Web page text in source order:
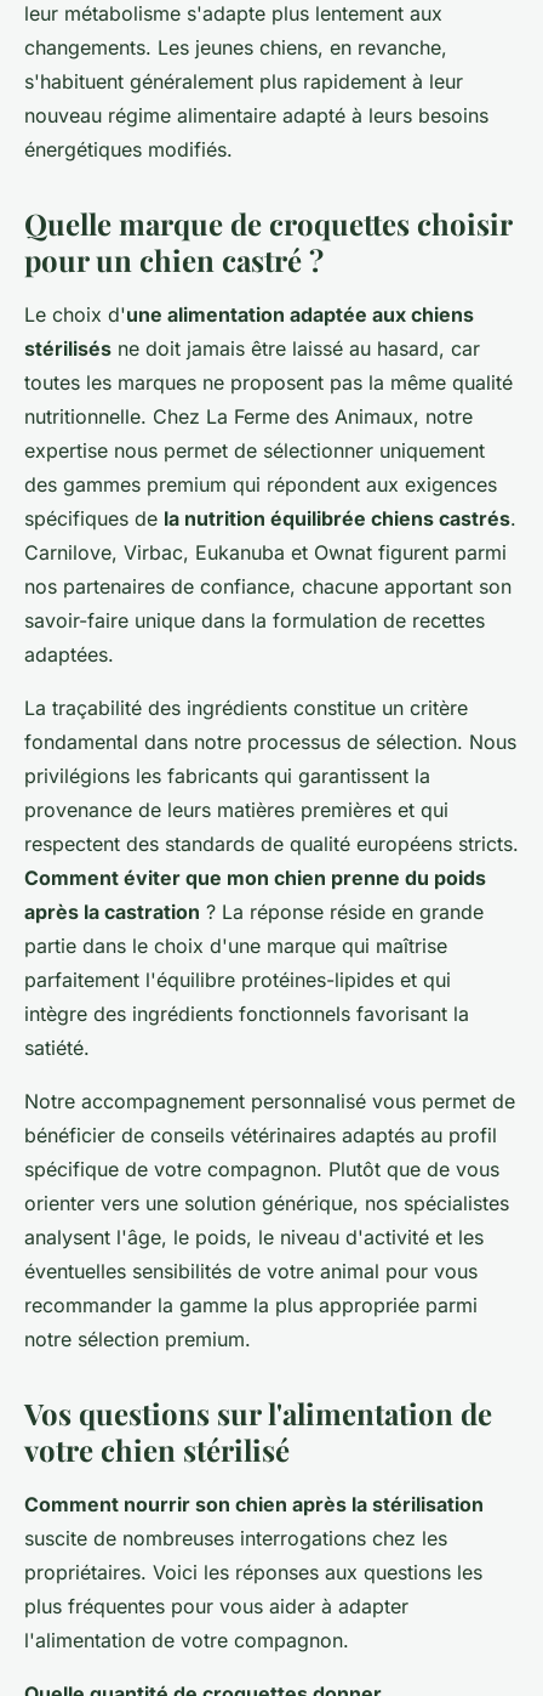
leur métabolisme s'adapte plus lentement aux
changements. Les jeunes chiens, en revanche,
s'habituent généralement plus rapidement à leur
nouveau régime alimentaire adapté à leurs besoins
énergétiques modifiés.
Quelle marque de croquettes choisir
pour un chien castré ?
Le choix d'une alimentation adaptée aux chiens
stérilisés ne doit jamais être laissé au hasard, car
toutes les marques ne proposent pas la même qualité
nutritionnelle. Chez La Ferme des Animaux, notre
expertise nous permet de sélectionner uniquement
des gammes premium qui répondent aux exigences
spécifiques de la nutrition équilibrée chiens castrés.
Carnilove, Virbac, Eukanuba et Ownat figurent parmi
nos partenaires de confiance, chacune apportant son
savoir-faire unique dans la formulation de recettes
adaptées.
La traçabilité des ingrédients constitue un critère
fondamental dans notre processus de sélection. Nous
privilégions les fabricants qui garantissent la
provenance de leurs matières premières et qui
respectent des standards de qualité européens stricts.
Comment éviter que mon chien prenne du poids
après la castration ? La réponse réside en grande
partie dans le choix d'une marque qui maîtrise
parfaitement l'équilibre protéines-lipides et qui
intègre des ingrédients fonctionnels favorisant la
satiété.
Notre accompagnement personnalisé vous permet de
bénéficier de conseils vétérinaires adaptés au profil
spécifique de votre compagnon. Plutôt que de vous
orienter vers une solution générique, nos spécialistes
analysent l'âge, le poids, le niveau d'activité et les
éventuelles sensibilités de votre animal pour vous
recommander la gamme la plus appropriée parmi
notre sélection premium.
Vos questions sur l'alimentation de
votre chien stérilisé
Comment nourrir son chien après la stérilisation
suscite de nombreuses interrogations chez les
propriétaires. Voici les réponses aux questions les
plus fréquentes pour vous aider à adapter
l'alimentation de votre compagnon.